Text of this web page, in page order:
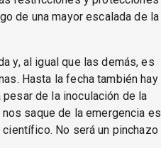
de una mayor escalada de la
y, al igual que las demás, es
Hasta la fecha también hay
de la inoculación de la
saque de la emergencia es
No será un pinchazo